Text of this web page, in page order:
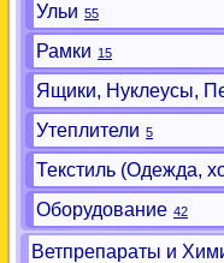
Ульи 55
Рамки 15
Ящики, Нуклеусы,
Утеплители 5
Текстиль (Одежда,
Оборудование 42
Ветпрепараты и